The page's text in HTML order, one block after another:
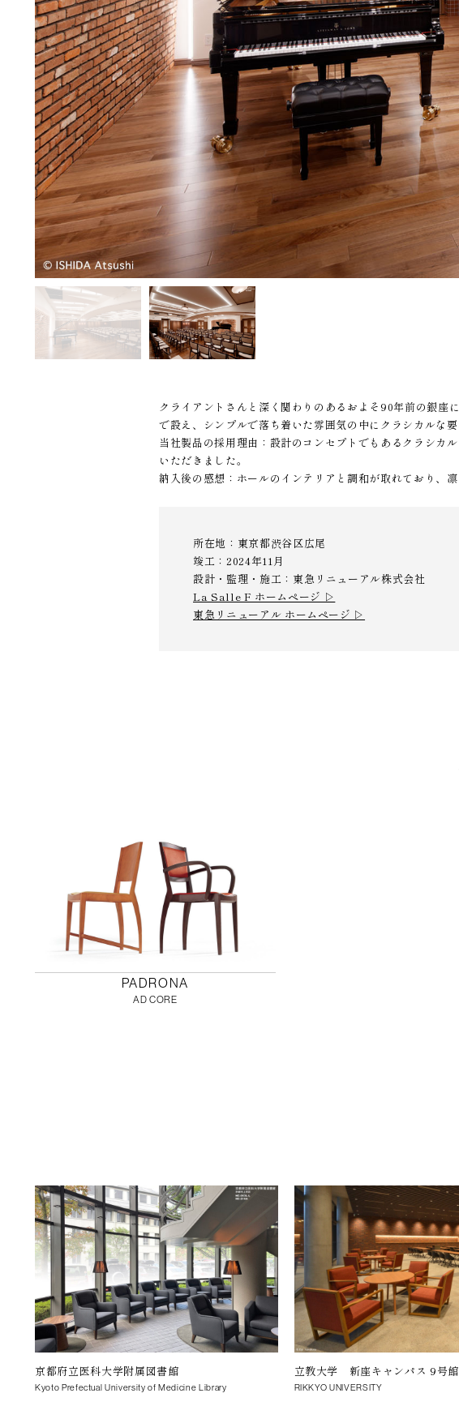
クライアントさんと深く関わりのあるおよそ90年前の銀座
で設え、シンプルで落ち着いた雰囲気の中にクラシカルな要
当社製品の採用理由：設計のコンセプトでもあるクラシカ
いただきました。
納入後の感想：ホールのインテリアと調和が取れており、
所在地：東京都渋谷区広尾
竣工：2024年11月
設計・監理・施工：東急リニューアル株式会社
La Salle F ホームページ ▷
東急リニューアル ホームページ ▷
PADRONA
AD CORE
京都府立医科大学附属図書館
Kyoto Prefectual University of Medicine Library
立教大学 新座キャンパス 9号館
RIKKYO UNIVERSITY